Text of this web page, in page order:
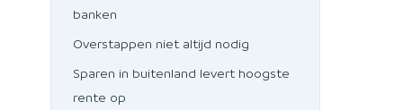
banken
Overstappen niet altijd nodig
Sparen in buitenland levert hoogste
rente op